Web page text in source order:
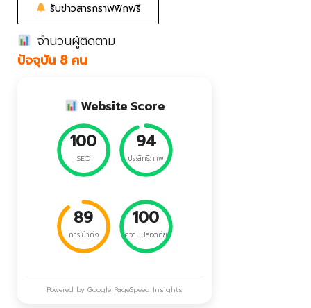
รับข่าวสารกราฟฟิกฟรี
จำนวนผู้ติดตาม
ปัจจุบัน 8 คน
Website Score
100
SEO
94
ประสิทธิภาพ
89
การเข้าถึง
100
ความปลอดภัย
Powered by Google PageSpeed Insights